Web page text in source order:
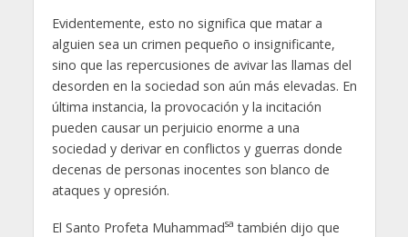
Evidentemente, esto no significa que matar a
alguien sea un crimen pequeño o insignificante,
sino que las repercusiones de avivar las llamas del
desorden en la sociedad son aún más elevadas. En
última instancia, la provocación y la incitación
pueden causar un perjuicio enorme a una
sociedad y derivar en conflictos y guerras donde
decenas de personas inocentes son blanco de
ataques y opresión.
El Santo Profeta Muhammadsa también dijo que